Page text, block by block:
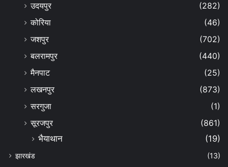
उदयपुर
(282)
कोरिया
(46)
जशपुर
(702)
बलरामपुर
(440)
मैनपाट
(25)
लखनपुर
(873)
सरगुजा
(1)
सूरजपुर
(861)
भैयाथान (19)
झारखंड
(13)